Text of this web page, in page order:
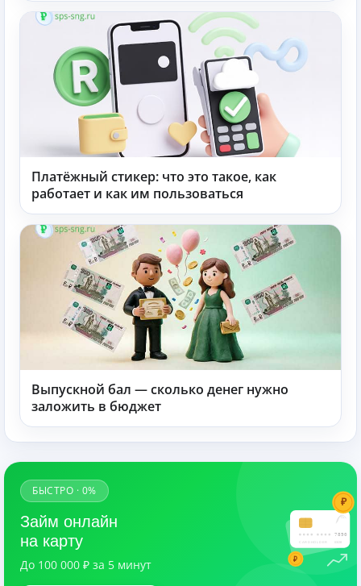
Платёжный стикер: что это такое, как
работает и как им пользоваться
Выпускной бал — сколько денег нужно
заложить в бюджет
7890
03/28
₽
₽
БЫСТРО · 0%
Займ онлайн
на карту
До 100 000 ₽ за 5 минут